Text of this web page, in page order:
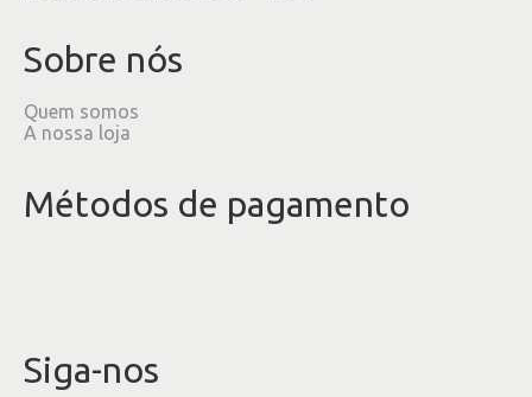
Sobre nós
Quem somos
A nossa loja
Métodos de pagamento
Siga-nos